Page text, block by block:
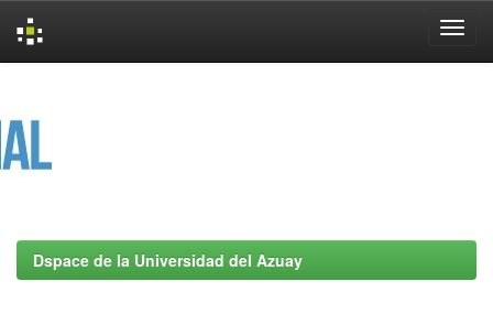
Dspace de la Universidad del Azuay